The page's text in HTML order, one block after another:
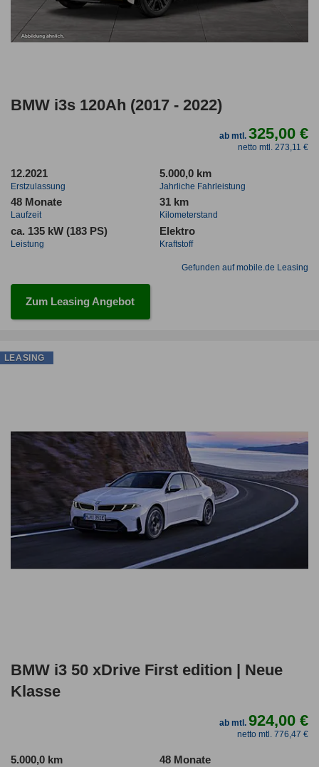
BMW i3s 120Ah (2017 - 2022)
ab mtl.325,00 €
netto mtl. 273,11 €
12.2021
Erstzulassung
5.000,0 km
Jahrliche Fahrleistung
48 Monate
Laufzeit
31 km
Kilometerstand
ca. 135 kW (183 PS)
Leistung
Elektro
Kraftstoff
Gefunden auf mobile.de Leasing
Zum Leasing Angebot
BMW i3 50 xDrive First edition | Neue
Klasse
ab mtl.924,00 €
netto mtl. 776,47 €
5.000,0 km 48 Monate
LEASING